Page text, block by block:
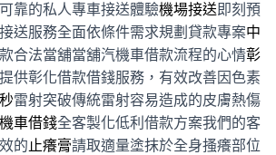
靠的私人專車接送體驗機場接送即刻預
送服務全面依條件需求規劃貸款專案中
合法當舖當舖汽機車借款流程的心情彰
供彰化借款借錢服務，有效改善因色素
雷射突破傳統雷射容易造成的皮膚熱傷
車借錢全客製化低利借款方案我們的客
的止癢膏請取適量塗抹於全身搔癢部位